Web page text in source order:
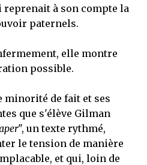
à son compte la
paternels.
elle montre
possible.
minorité de fait et ses
que s'élève Gilman
", un texte rythmé,
le tension de manière
et qui, loin de